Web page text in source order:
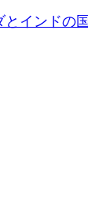
とインドの